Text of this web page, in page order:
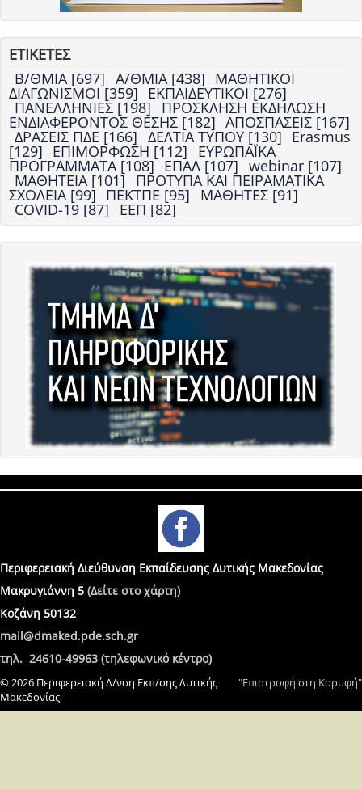
ΕΤΙΚΕΤΕΣ
Β/ΘΜΙΑ [697] Α/ΘΜΙΑ [438] ΜΑΘΗΤΙΚΟΙ
ΔΙΑΓΩΝΙΣΜΟΙ [359] ΕΚΠΑΙΔΕΥΤΙΚΟΙ [276]
ΠΑΝΕΛΛΗΝΙΕΣ [198] ΠΡΟΣΚΛΗΣΗ ΕΚΔΗΛΩΣΗ
ΕΝΔΙΑΦΕΡΟΝΤΟΣ ΘΕΣΗΣ [182] ΑΠΟΣΠΑΣΕΙΣ [167]
ΔΡΑΣΕΙΣ ΠΔΕ [166] ΔΕΛΤΙΑ ΤΥΠΟΥ [130] Erasmus
[129] ΕΠΙΜΟΡΦΩΣΗ [112] ΕΥΡΩΠΑΪΚΑ
ΠΡΟΓΡΑΜΜΑΤΑ [108] ΕΠΑΛ [107] webinar [107]
ΜΑΘΗΤΕΙΑ [101] ΠΡΟΤΥΠΑ ΚΑΙ ΠΕΙΡΑΜΑΤΙΚΑ
ΣΧΟΛΕΙΑ [99] ΠΕΚΤΠΕ [95] ΜΑΘΗΤΕΣ [91]
COVID-19 [87] ΕΕΠ [82]
Περιφερειακή Διεύθυνση Εκπαίδευσης Δυτικής Μακεδονίας
Μακρυγιάννη 5 (Δείτε στο χάρτη)
Κοζάνη 50132
mail@dmaked.pde.sch.gr
τηλ. 24610-49963 (τηλεφωνικό κέντρο)
"Επιστροφή στη Κορυφή"
© 2026 Περιφερειακή Δ/νση Εκπ/σης Δυτικής
Μακεδονίας